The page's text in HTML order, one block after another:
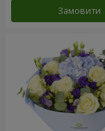
Замовити